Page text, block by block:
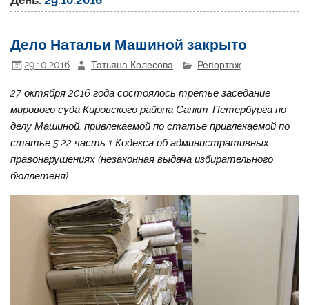
Дело Натальи Машиной закрыто
29.10.2016 Татьяна Колесова Репортаж
27 октября 2016 года состоялось третье заседание
мирового суда Кировского района Санкт-Петербурга по
делу Машиной, привлекаемой по статье привлекаемой по
статье 5.22 часть 1 Кодекса об административных
правонарушениях (незаконная выдача избирательного
бюллетеня).